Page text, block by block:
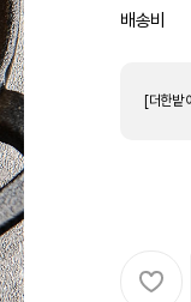
배송비